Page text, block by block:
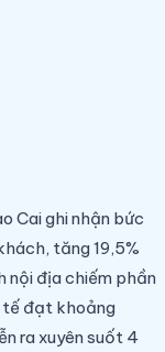
Cai ghi nhận bức
tăng 19,5%
nội địa chiếm phần
tế đạt khoảng
ra xuyên suốt 4